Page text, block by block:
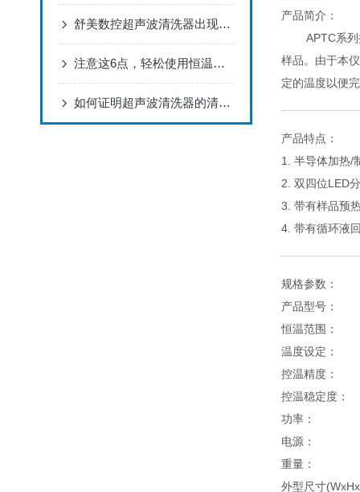
舒美数控超声波清洗器出现问题快速维修方案
注意这6点，轻松使用恒温培养摇床
如何证明超声波清洗器的清洗效果？
产品简介：
APTC系列控
样品。由于本
定的温度以便
产品特点：
1. 半导体加热/
2. 双四位LED
3. 带有样品预
4. 带有循环液
规格参数：
产品型号：
恒温范围
温度设定
控温精度
控温稳定
功率：
电源：
重量：
外型尺寸